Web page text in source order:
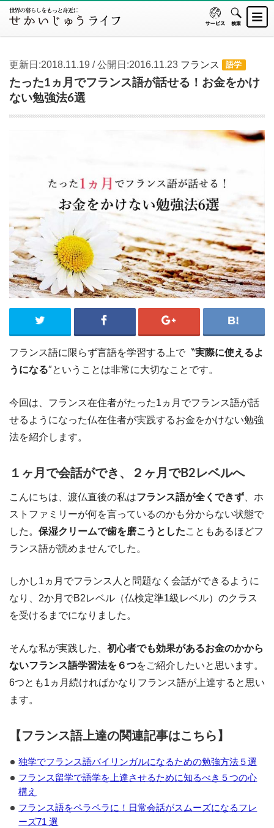
更新日:2018.11.19 / 公開日:2016.11.23 フランス 語学
たった1ヵ月でフランス語が話せる！お金をかけ
ない勉強法6選
フランス語に限らず言語を学習する上で〝実際に使えるよ
うになる″ということは非常に大切なことです。
今回は、フランス在住者がたった1ヵ月でフランス語が話
せるようになった仏在住者が実践するお金をかけない勉強
法を紹介します。
１ヶ月で会話ができ、２ヶ月でB2レベルへ
こんにちは、渡仏直後の私はフランス語が全くできず 、ホ
ストファミリーが何を言っているのかも分からない状態で
した。 保湿クリームで歯を磨こうとしたこともあるほどフ
ランス語が読めませんでした。
しかし1ヵ月でフランス人と問題なく会話ができるように
なり、2か月でB2レベル（仏検定準1級レベル）のクラス
を受けるまでになりました。
そんな私が実践した、 初心者でも効果があるお金のかから
ないフランス語学習法を６つをご紹介したいと思います。
6つとも1ヵ月続ければかなりフランス語が上達すると思い
ます。
【フランス語上達の関連記事はこちら】
独学でフランス語バイリンガルになるための勉強方法５選
フランス留学で語学を上達させるために知るべき５つの心
構え
フランス語をペラペラに！日常会話がスムーズになるフレ
ーズ71 選